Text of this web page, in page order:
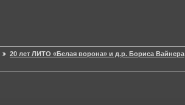
20 лет ЛИТО «Белая ворона» и д.р. Бориса Вайнера